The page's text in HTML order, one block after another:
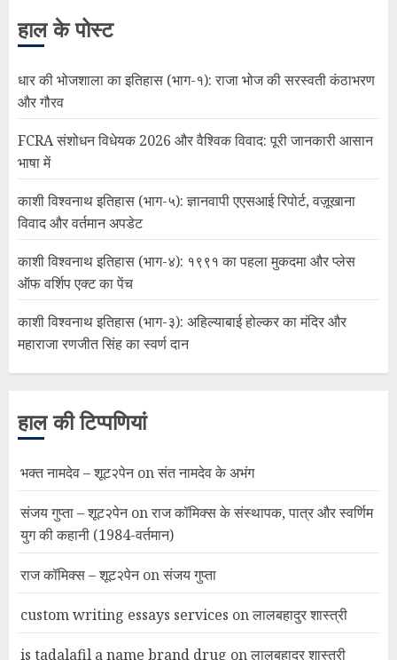
हाल के पोस्ट
धार की भोजशाला का इतिहास (भाग-१): राजा भोज की सरस्वती कंठाभरण
और गौरव
FCRA संशोधन विधेयक 2026 और वैश्विक विवाद: पूरी जानकारी आसान
भाषा में
काशी विश्वनाथ इतिहास (भाग-५): ज्ञानवापी एएसआई रिपोर्ट, वज़ूखाना
विवाद और वर्तमान अपडेट
काशी विश्वनाथ इतिहास (भाग-४): १९९१ का पहला मुकदमा और प्लेस
ऑफ वर्शिप एक्ट का पेंच
काशी विश्वनाथ इतिहास (भाग-३): अहिल्याबाई होल्कर का मंदिर और
महाराजा रणजीत सिंह का स्वर्ण दान
हाल की टिप्पणियां
भक्त नामदेव – शूट२पेनonसंत नामदेव के अभंग
संजय गुप्ता – शूट२पेनonराज कॉमिक्स के संस्थापक, पात्र और स्वर्णिम
युग की कहानी (1984-वर्तमान)
राज कॉमिक्स – शूट२पेनonसंजय गुप्ता
custom writing essays services onलालबहादुर शास्त्री
is tadalafil a name brand drug onलालबहादुर शास्त्री